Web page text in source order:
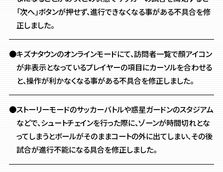
「次へ」ボタンが押せず、進行できなくなる事がある不具合を修
正しました。
●キズナタウンのオンラインモードにて、訪問者一覧で顔アイコン
が非表示となっているプレイヤーの項目にカーソルを合わせる
と、操作が利かなくなる事がある不具合を修正しました。
●ストーリーモードのサッカーバトルや惑星ガードンのスタジアム
などで、シュートチェインを行った際に、ゾーンが時間切れとな
ってしまうとボールがそのままコートの外に出てしまい、その後
試合が進行不能になる具合を修正しました。